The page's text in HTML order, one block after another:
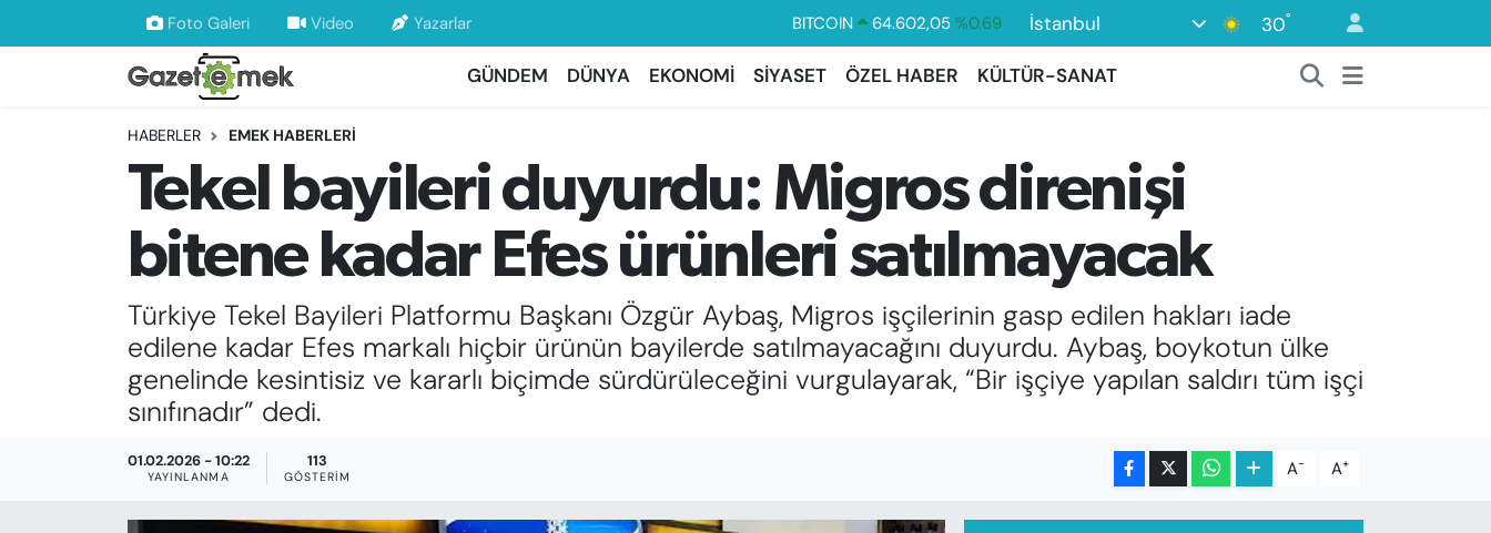
Foto Galeri Video Yazarlar BITCOIN 64.602,05 %0.69
GRAM ALTIN
6513.94 %0.32
BİST100
13.768 %48
İstanbul 30°
GÜNDEM DÜNYA EKONOMİ SİYASET ÖZEL HABER KÜLTÜR-SANAT
HABERLER EMEK HABERLERİ
Tekel bayileri duyurdu: Migros direnişi
bitene kadar Efes ürünleri satılmayacak
Türkiye Tekel Bayileri Platformu Başkanı Özgür Aybaş, Migros işçilerinin gasp edilen hakları iade
edilene kadar Efes markalı hiçbir ürünün bayilerde satılmayacağını duyurdu. Aybaş, boykotun ülke
genelinde kesintisiz ve kararlı biçimde sürdürüleceğini vurgulayarak, “Bir işçiye yapılan saldırı tüm işçi
sınıfınadır” dedi.
01.02.2026 - 10:22
YAYINLANMA
113
GÖSTERIM A- A+
DÜNYA
EKONOMİ
EMEK HABERLERİ
YENİ MEDYADA EMEK GAZETECİLİĞİNİ
GELİŞTİRMEK
FAYDALI BİLGİLER
GÜNDEM
Nöbetçi Eczaneler
Hava Durumu
İstanbul Namaz Vakitleri
Trafik Durumu
Süper Lig Puan Durumu ve Fikstür
Tüm Manşetler
Son Dakika Haberleri
Haber Arşivi